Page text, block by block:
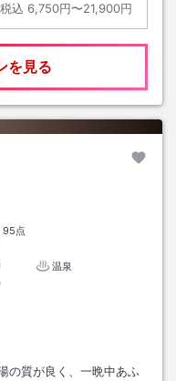
税込 6,750円〜21,900円
を見る
95点
温泉
の質が良く、一晩中あふ